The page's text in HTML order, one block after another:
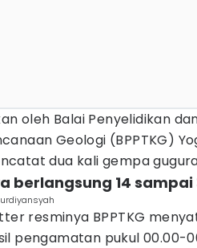
oleh Balai Penyelidikan
Geologi (BPPTKG)
dua kali gempa
berlangsung 14
resminya BPPTKG
pengamatan pukul 00.00-